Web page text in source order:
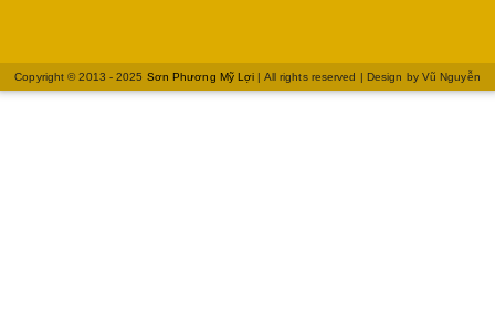
Copyright © 2013 - 2025 Sơn Phương Mỹ Lợi | All rights reserved | Design by Vũ Nguyễn